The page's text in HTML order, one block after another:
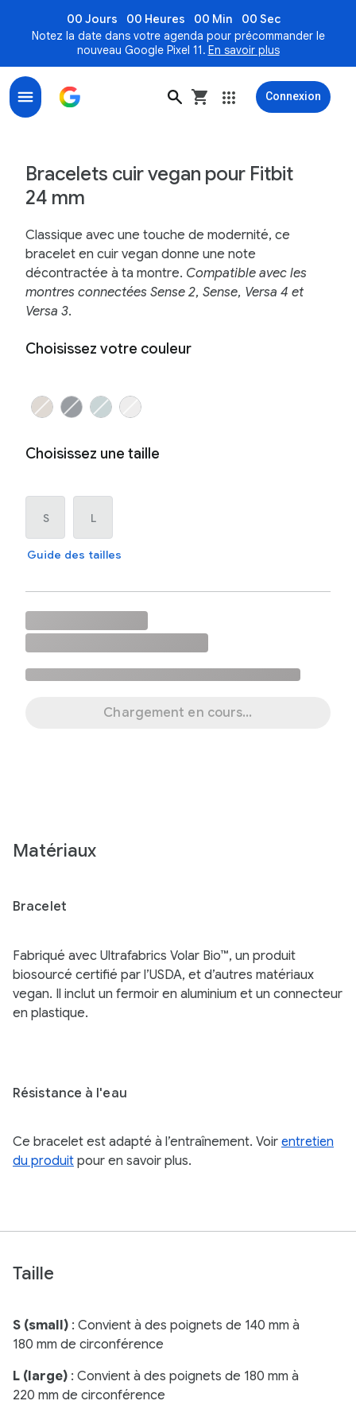
00 Jours 00 Heures 00 Min
00 Sec
Notez la date dans votre agenda pour précommander le
nouveau Google Pixel 11. En savoir plus
Connexion
Bracelets cuir vegan pour Fitbit
24 mm
Classique avec une touche de modernité, ce
bracelet en cuir vegan donne une note
décontractée à ta montre. Compatible avec les
montres connectées Sense 2, Sense, Versa 4 et
Versa 3.
Choisissez votre couleur
Choisissez une taille
S L
Guide des tailles
Chargement en cours...
Matériaux
Bracelet
Fabriqué avec Ultrafabrics Volar Bio™, un produit
biosourcé certifié par l’USDA, et d’autres matériaux
vegan. Il inclut un fermoir en aluminium et un connecteur
en plastique.
Résistance à l'eau
Ce bracelet est adapté à l’entraînement. Voir entretien
du produit pour en savoir plus.
Taille
S (small) : Convient à des poignets de 140 mm à
180 mm de circonférence
L (large) : Convient à des poignets de 180 mm à
220 mm de circonférence